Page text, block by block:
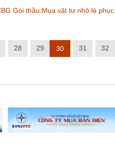
Gói thầu:​Mua vật tư nhỏ lẻ
28 29 30 31 32